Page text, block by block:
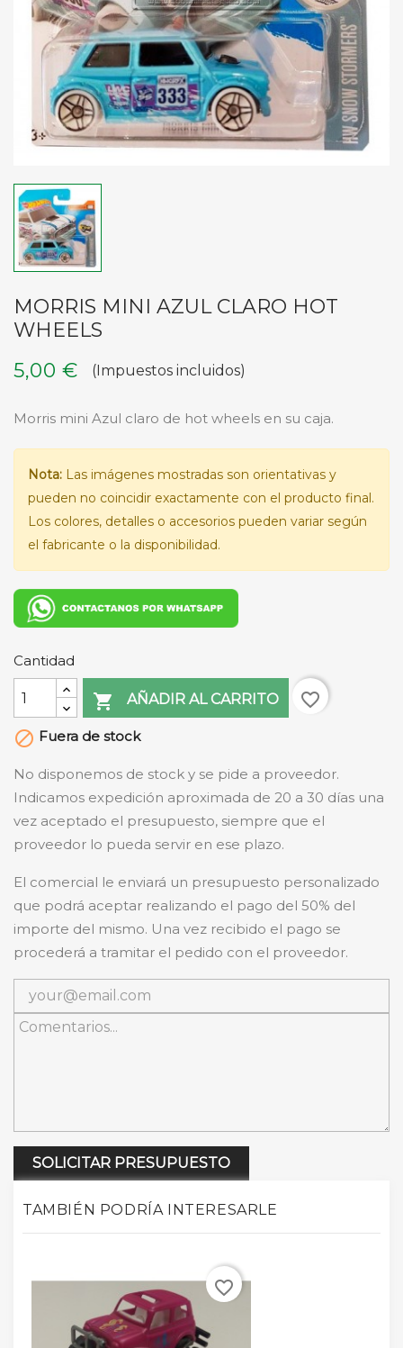
MORRIS MINI AZUL CLARO HOT
WHEELS
5,00 €
(Impuestos incluidos)
Morris mini Azul claro de hot wheels en su caja.
Nota: Las imágenes mostradas son orientativas y
pueden no coincidir exactamente con el producto final.
Los colores, detalles o accesorios pueden variar según
el fabricante o la disponibilidad.
Cantidad
 AÑADIR AL CARRITO
favorite_border
 Fuera de stock
No disponemos de stock y se pide a proveedor.
Indicamos expedición aproximada de 20 a 30 días una
vez aceptado el presupuesto, siempre que el
proveedor lo pueda servir en ese plazo.
El comercial le enviará un presupuesto personalizado
que podrá aceptar realizando el pago del 50% del
importe del mismo. Una vez recibido el pago se
procederá a tramitar el pedido con el proveedor.
SOLICITAR PRESUPUESTO
TAMBIÉN PODRÍA INTERESARLE
favorite_border